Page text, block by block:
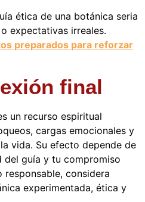
ética de una botánica seria
expectativas irreales.
preparados para reforzar
final
un recurso espiritual
cargas emocionales y
vida. Su efecto depende de
del guía y tu compromiso
responsable, considera
experimentada, ética y